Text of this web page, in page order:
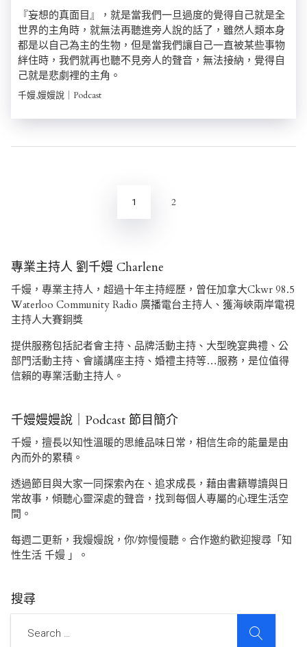
『妄想的真面目』，就是當我們一旦過度的覺得自己就是全
世界的主角時，就無法再聽進旁人說的話了，雖然人類本身
都是以自己為主的生物，但是當我們讓自己一直被某些事物
絆住時，我們就再也聽不見旁人的聲音，無法接納，覺得自
己就是悲劇裡的主角。
千嫚,嫚嫚說｜Podcast
1 2
專業主持人 劉千嫚 Charlene
千嫚，專業主持人，超過十年主持經歷，曾任加拿大Ckwr 98.5
Waterloo Community Radio 廣播電台主持人、獲海峽兩岸電視
主持人大賽銅獎
提供服務包括記者會主持、品牌活動主持、大型晚宴典禮、公
部門活動主持、會議講座主持、婚禮主持等…服務，是位值得
信賴的專業活動主持人。
千嫚嫚嫚說｜Podcast 節目簡介
千嫚，擅長以知性溫暖的思維品味日常，相信生命的能量是由
內而外的累積。
透過節目與大家一同探索內在、追求成長，藉由書籍導讀與日
常故事，傾聽心靈深處的聲音，找到每個人專屬的心理生活空
間。
每週二更新，我嫚嫚說，你/妳慢慢聽。合作邀約歡迎搜尋「知
性生活 千嫚 」。
搜尋